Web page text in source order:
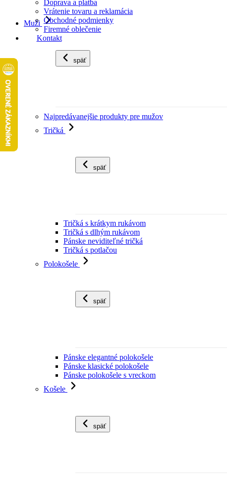
Doprava a platba
Vrátenie tovaru a reklamácia
Obchodné podmienky
Firemné oblečenie
Kontakt
Muži
späť
Najpredávanejšie produkty pre mužov
Tričká
späť
Tričká s krátkym rukávom
Tričká s dlhým rukávom
Pánske neviditeľné tričká
Tričká s potlačou
Polokošele
späť
Pánske elegantné polokošele
Pánske klasické polokošele
Pánske polokošele s vreckom
Košele
späť